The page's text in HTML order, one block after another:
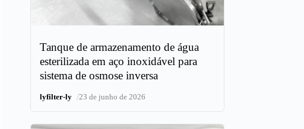
Tanque de armazenamento de água
esterilizada em aço inoxidável para
sistema de osmose inversa
lyfilter-ly /23 de junho de 2026